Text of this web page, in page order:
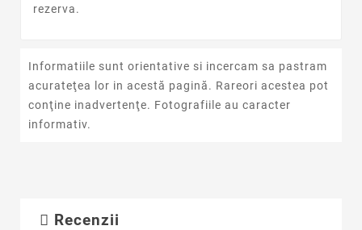
rezerva.
Informatiile sunt orientative si incercam sa pastram
acurateţea lor in acestă pagină. Rareori acestea pot
conţine inadvertenţe. Fotografiile au caracter
informativ.
Recenzii